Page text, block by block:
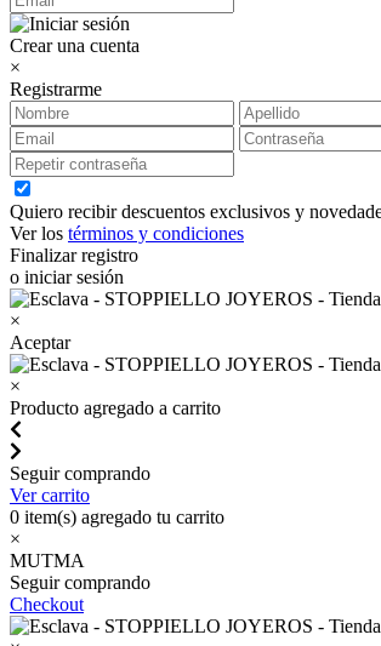
Crear una cuenta
×
Registrarme
Quiero recibir descuentos exclusivos y
Ver los términos y condiciones
Finalizar registro
o iniciar sesión
×
Aceptar
×
Producto agregado a carrito
Seguir comprando
Ver carrito
0 item(s) agregado tu carrito
×
MUTMA
Seguir comprando
Checkout